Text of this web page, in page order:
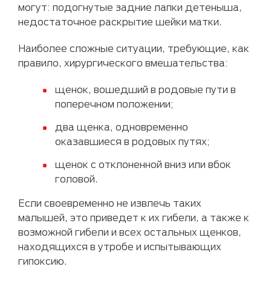
могут: подогнутые задние лапки детеныша,
недостаточное раскрытие шейки матки.
Наиболее сложные ситуации, требующие, как
правило, хирургического вмешательства:
щенок, вошедший в родовые пути в
поперечном положении;
два щенка, одновременно
оказавшиеся в родовых путях;
щенок с отклоненной вниз или вбок
головой.
Если своевременно не извлечь таких
малышей, это приведет к их гибели, а также к
возможной гибели и всех остальных щенков,
находящихся в утробе и испытывающих
гипоксию.